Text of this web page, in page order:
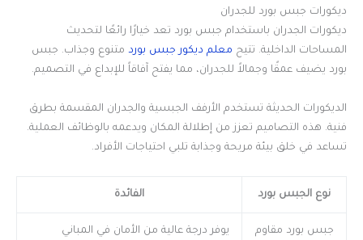
ديكورات جبس بورد للجدران
ديكورات الجدران باستخدام جبس بورد تعد خيارًا رائعًا لتحديث
المساحات الداخلية. تتيح معلم ديكور جبس بورد متنوع وجذاب. جبس
بورد يضيف عمقًا وجمالاً للجدران، مما يفتح آفاقاً للإبداع في التصميم.
الديكورات الحديثة تستخدم الأرفف الجبسية والجدران المقسمة بطرق
فنية. هذه التصاميم تعزز من إطلالة المكان ويدعمه بالوظائف العملية.
تساعد في خلق بيئة مريحة وجذابة تلبي احتياجات الأفراد.
نوع الجبس بورد الفائدة
جبس بورد مقاوم
يوفر درجة عالية من الأمان في المباني